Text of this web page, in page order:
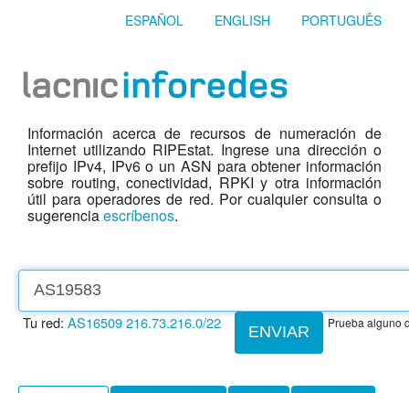
ESPAÑOL ENGLISH PORTUGUÊS
Información acerca de recursos de numeración de
Internet utilizando RIPEstat. Ingrese una dirección o
prefijo IPv4, IPv6 o un ASN para obtener información
sobre routing, conectividad, RPKI y otra información
útil para operadores de red. Por cualquier consulta o
sugerenciaescríbenos.
ENVIAR
Tu red: AS16509216.73.216.0/22 Prueba alguno